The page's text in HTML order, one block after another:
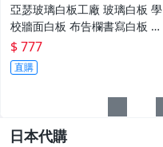
亞瑟玻璃白板工廠 玻璃白板 學
校牆面白板 布告欄書寫白板 磁
鐵玻璃白板
$ 777
直購
日本代購